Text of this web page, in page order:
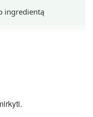
ingredientą